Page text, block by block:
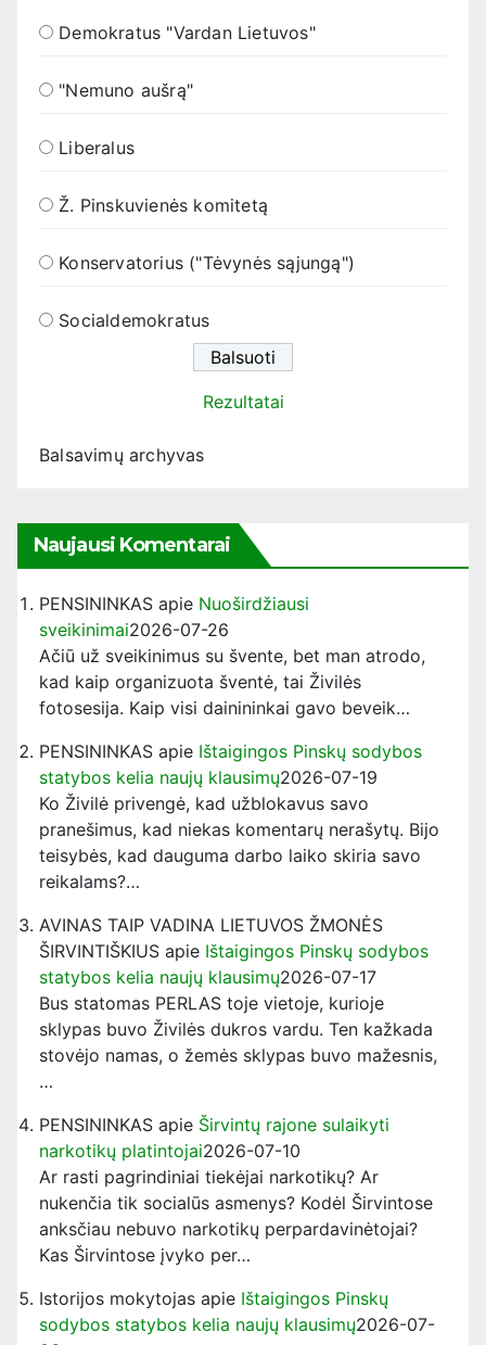
Demokratus "Vardan Lietuvos"
"Nemuno aušrą"
Liberalus
Ž. Pinskuvienės komitetą
Konservatorius ("Tėvynės sąjungą")
Socialdemokratus
Rezultatai
Balsavimų archyvas
Naujausi Komentarai
PENSININKAS apie Nuoširdžiausi
sveikinimai2026-07-26
Ačiū už sveikinimus su švente, bet man atrodo,
kad kaip organizuota šventė, tai Živilės
fotosesija. Kaip visi dainininkai gavo beveik…
PENSININKAS apie Ištaigingos Pinskų sodybos
statybos kelia naujų klausimų2026-07-19
Ko Živilė privengė, kad užblokavus savo
pranešimus, kad niekas komentarų nerašytų. Bijo
teisybės, kad dauguma darbo laiko skiria savo
reikalams?…
AVINAS TAIP VADINA LIETUVOS ŽMONĖS
ŠIRVINTIŠKIUS apie Ištaigingos Pinskų sodybos
statybos kelia naujų klausimų2026-07-17
Bus statomas PERLAS toje vietoje, kurioje
sklypas buvo Živilės dukros vardu. Ten kažkada
stovėjo namas, o žemės sklypas buvo mažesnis,
…
PENSININKAS apie Širvintų rajone sulaikyti
narkotikų platintojai2026-07-10
Ar rasti pagrindiniai tiekėjai narkotikų? Ar
nukenčia tik socialūs asmenys? Kodėl Širvintose
anksčiau nebuvo narkotikų perpardavinėtojai?
Kas Širvintose įvyko per…
Istorijos mokytojas apie Ištaigingos Pinskų
sodybos statybos kelia naujų klausimų2026-07-